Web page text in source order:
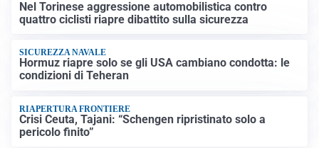
Nel Torinese aggressione automobilistica contro
quattro ciclisti riapre dibattito sulla sicurezza
SICUREZZA NAVALE
Hormuz riapre solo se gli USA cambiano condotta: le
condizioni di Teheran
RIAPERTURA FRONTIERE
Crisi Ceuta, Tajani: “Schengen ripristinato solo a
pericolo finito”